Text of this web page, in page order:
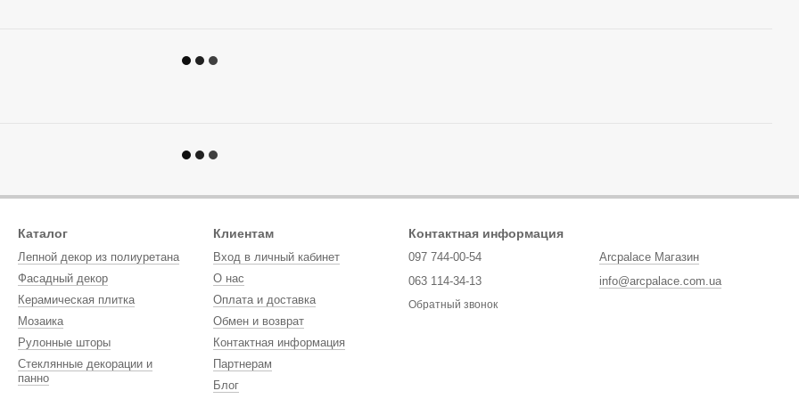
Каталог
Лепной декор из полиуретана
Фасадный декор
Керамическая плитка
Мозаика
Рулонные шторы
Стеклянные декорации и
панно
Клиентам
Вход в личный кабинет
О нас
Оплата и доставка
Обмен и возврат
Контактная информация
Партнерам
Блог
Контактная информация
097 744-00-54
063 114-34-13
Обратный звонок
Arcpalace Магазин
info@arcpalace.com.ua